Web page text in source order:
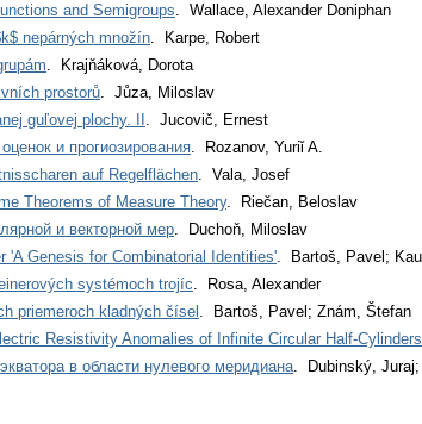
and Semigroups. Wallace, Alexander Doniphan
nepárných množín. Karpe, Robert
. Krajňáková, Dorota
prostorů. Jůza, Miloslav
guľovej plochy. II . Jucovič, Ernest
и прогиозирования. Rozanov, Yuriǐ A.
auf Regelflächen. Vala, Josef
Theorems of Measure Theory. Riečan, Beloslav
и векторной мер. Duchoň, Miloslav
'A Genesis for Combinatorial Identities'. Bartoš, Pavel;
systémoch trojíc. Rosa, Alexander
priemeroch kladných čísel . Bartoš, Pavel; Znám, Štefan
Resistivity Anomalies of Infinite Circular Half-Cylinders
в области нулевого меридиана. Dubinský, Juraj;